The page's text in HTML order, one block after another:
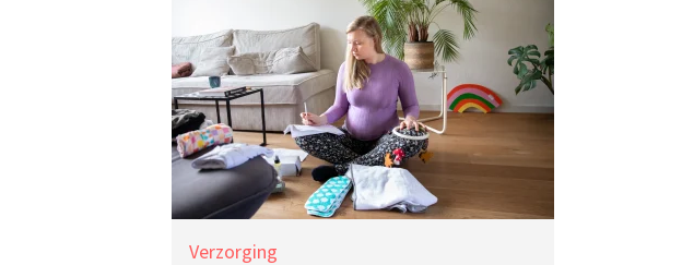
Verzorging